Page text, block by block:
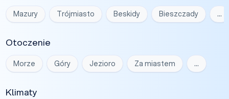
Mazury Trójmiasto Beskidy Bieszczady …
Otoczenie
Morze Góry Jezioro Za miastem …
Klimaty